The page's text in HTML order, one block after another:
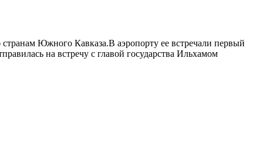
Южного Кавказа.B аэропорту ее встречали первый
на встречу с главой государства Ильхамом